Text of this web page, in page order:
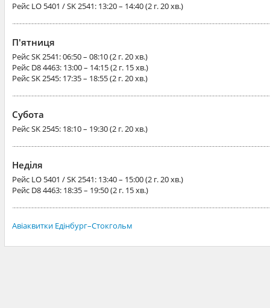
Рейс LO 5401 / SK 2541: 13:20 – 14:40 (2 г. 20 хв.)
П'ятниця
РейсSK 2541: 06:50 – 08:10 (2 г. 20 хв.)
Рейс D8 4463: 13:00 – 14:15 (2 г. 15 хв.)
РейсSK 2545: 17:35 – 18:55 (2 г. 20 хв.)
Субота
РейсSK 2545: 18:10 – 19:30 (2 г. 20 хв.)
Неділя
Рейс LO 5401 / SK 2541: 13:40 – 15:00 (2 г. 20 хв.)
Рейс D8 4463: 18:35 – 19:50 (2 г. 15 хв.)
Авіаквитки Едінбург–Стокгольм